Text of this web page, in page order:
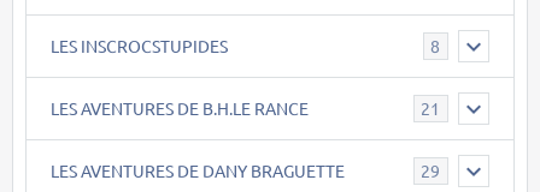
LES INSCROCSTUPIDES 8
LES AVENTURES DE B.H.LE RANCE 21
LES AVENTURES DE DANY BRAGUETTE 29